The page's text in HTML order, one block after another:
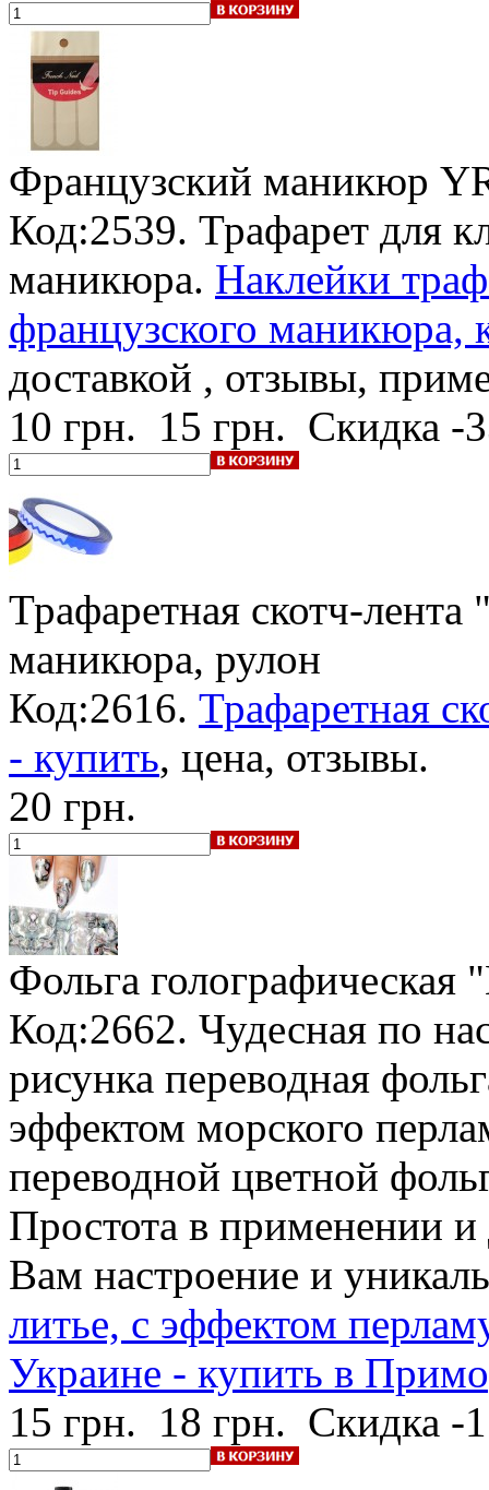
Французский маникюр
Код:2539. Трафарет для
маникюра. Наклейки
французского маникюра,
доставкой , отзывы,
10 грн. 15 грн. Скидка -
Трафаретная скотч-
маникюра, рулон
Код:2616. Трафаретная
- купить, цена, отзывы.
20 грн.
Фольга голографическая
Код:2662. Чудесная по
рисунка переводная
эффектом морского
переводной цветной
Простота в применении и
Вам настроение и
литье, с эффектом
Украине - купить в
15 грн. 18 грн. Скидка -